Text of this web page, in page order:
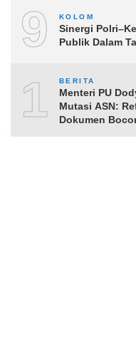
9 KOLOM
Sinergi
Publik Dalam
10BERITA
Menteri PU
Mutasi ASN:
Dokumen